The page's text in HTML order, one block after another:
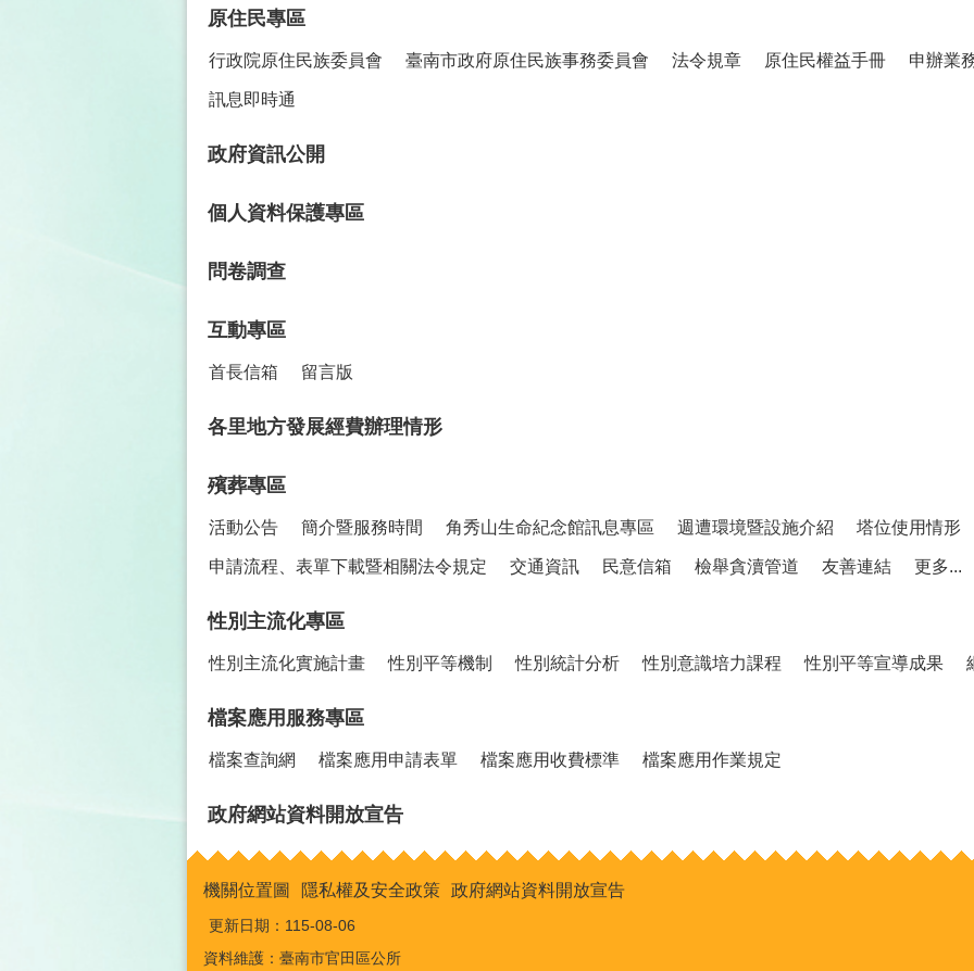
原住民專區
行政院原住民族委員會 臺南市政府原住民族事務委員會 法令規章 原住民權益手冊 申辦業
訊息即時通
政府資訊公開
個人資料保護專區
問卷調查
互動專區
首長信箱 留言版
各里地方發展經費辦理情形
殯葬專區
活動公告 簡介暨服務時間 角秀山生命紀念館訊息專區 週遭環境暨設施介紹 塔位使用情形
申請流程、表單下載暨相關法令規定 交通資訊 民意信箱 檢舉貪瀆管道 友善連結 更多...
性別主流化專區
性別主流化實施計畫 性別平等機制 性別統計分析 性別意識培力課程 性別平等宣導成果
檔案應用服務專區
檔案查詢網 檔案應用申請表單 檔案應用收費標準 檔案應用作業規定
政府網站資料開放宣告
機關位置圖 隱私權及安全政策 政府網站資料開放宣告
更新日期： 115-08-06
資料維護：臺南市官田區公所